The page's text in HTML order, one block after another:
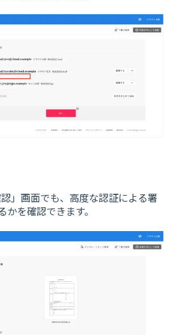
認」画面でも、高度な認証による署
を確認できます。